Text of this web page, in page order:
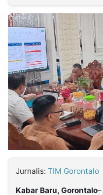
INDONESIA
Partner
Insight
NTB
Suara
Time
Lens
Daily
Jogja
Jalan
Rakyat
Idealita
News
Kita
Notice
Dinamikapost.com
Radar
Baru
Seedbacklink
Follow
Kabarbaru
Jurnalis: TIM Gorontalo
Kabar Baru, Gorontalo